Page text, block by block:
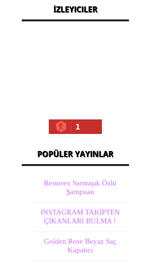
İZLEYICILER
1
POPÜLER YAYINLAR
Restorex Sarmaşık Özlü
Şampuan
INSTAGRAM TAKİPTEN
ÇIKANLARI BULMA !
Golden Rose Beyaz Saç
Kapatıcı